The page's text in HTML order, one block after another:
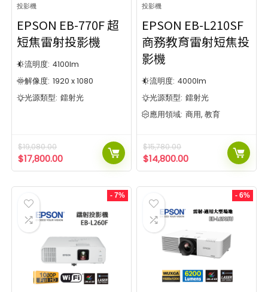
投影機
EPSON EB-770F 超
短焦雷射投影機
流明度: 4100lm
解像度: 1920 x 1080
光源類型: 鐳射光
$19,080.00
$17,800.00
投影機
EPSON EB-L210SF
商務教育雷射短焦投
影機
流明度: 4000lm
光源類型: 鐳射光
應用領域: 商用, 教育
$15,780.00
$14,800.00
- 7% - 6%